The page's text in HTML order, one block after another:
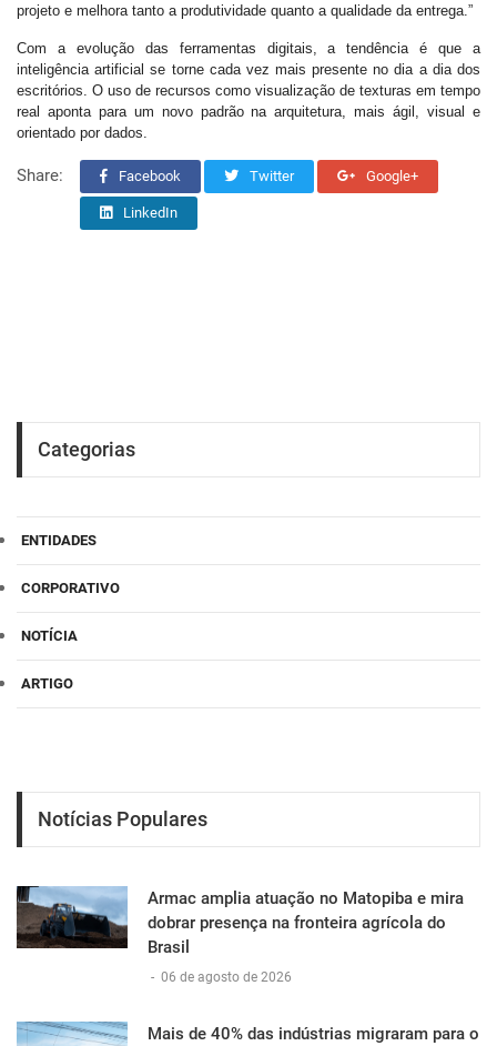
projeto e melhora tanto a produtividade quanto a qualidade da entrega.”
Com a evolução das ferramentas digitais, a tendência é que a
inteligência artificial se torne cada vez mais presente no dia a dia dos
escritórios. O uso de recursos como visualização de texturas em tempo
real aponta para um novo padrão na arquitetura, mais ágil, visual e
orientado por dados.
Share: Facebook Twitter Google+
LinkedIn
Categorias
ENTIDADES
CORPORATIVO
NOTÍCIA
ARTIGO
Notícias Populares
Armac amplia atuação no Matopiba e mira
dobrar presença na fronteira agrícola do
Brasil
- 06 de agosto de 2026
Mais de 40% das indústrias migraram para o